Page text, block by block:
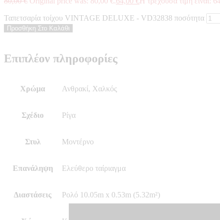
Ταπετσαρία τοίχου VINTAGE DELUXE - VD32838 ποσότητα
Προσθήκη Στο Καλάθι
Επιπλέον πληροφορίες
Χρώμα Ανθρακί, Χαλκός
Σχέδιο Ρίγα
Στυλ Μοντέρνο
Επανάληψη Ελεύθερο ταίριαγμα
Διαστάσεις Ρολό 10.05m x 0.53m (5.32m²)